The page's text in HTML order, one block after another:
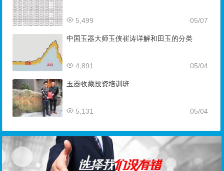
05/07
5,499
中国玉器大师玉侠崔涛详解和田玉的分类
05/04
4,891
玉器收藏投资培训班
05/04
5,131